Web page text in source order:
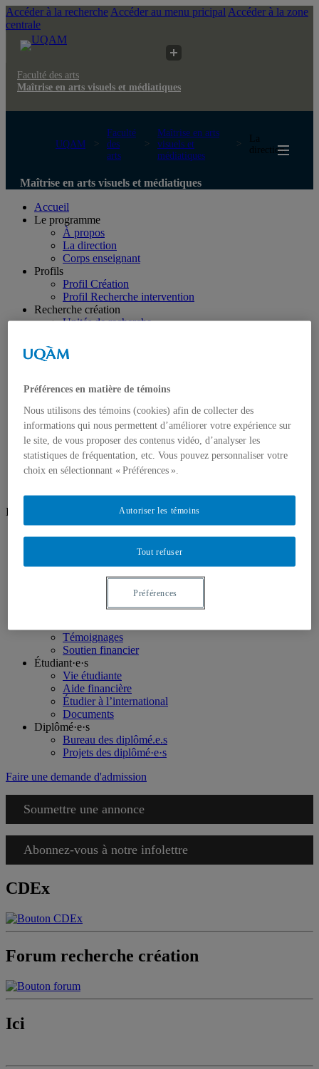
Accéder à la recherche Accéder au menu pricipal Accéder à la zone
centrale
Faculté des arts
Maîtrise en arts visuels et médiatiques
UQAM
Faculté
des
arts
Maîtrise en arts
visuels et
médiatiques
La
direction
Maîtrise en arts visuels et médiatiques
Accueil
Le programme
À propos
La direction
Corps enseignant
Profils
Profil Création
Profil Recherche intervention
Recherche création
Unités de recherche
Ateliers ouverts
Ateliers/Laboratoires
Informatique
Audio/vidéo
Art d’impression
Photographie
Prêt et location
Nous joindre
Réseaux sociaux
Facebook
Étudiant·e·s de l'international
Demande d’admission
Témoignages
Soutien financier
Étudiant·e·s
Vie étudiante
Aide financière
Étudier à l’international
Documents
Diplômé·e·s
Bureau des diplômé.e.s
Projets des diplômé·e·s
Faire une demande d'admission
Soumettre une annonce
Abonnez-vous à notre infolettre
CDEx
Forum recherche création
Ici
Préférences en matière de témoins
Nous utilisons des témoins (cookies) afin de collecter des
informations qui nous permettent d’améliorer votre expérience sur
le site, de vous proposer des contenus vidéo, d’analyser les
statistiques de fréquentation, etc. Vous pouvez personnaliser votre
choix en sélectionnant « Préférences ».
Tout refuser
Autoriser les témoins
Préférences